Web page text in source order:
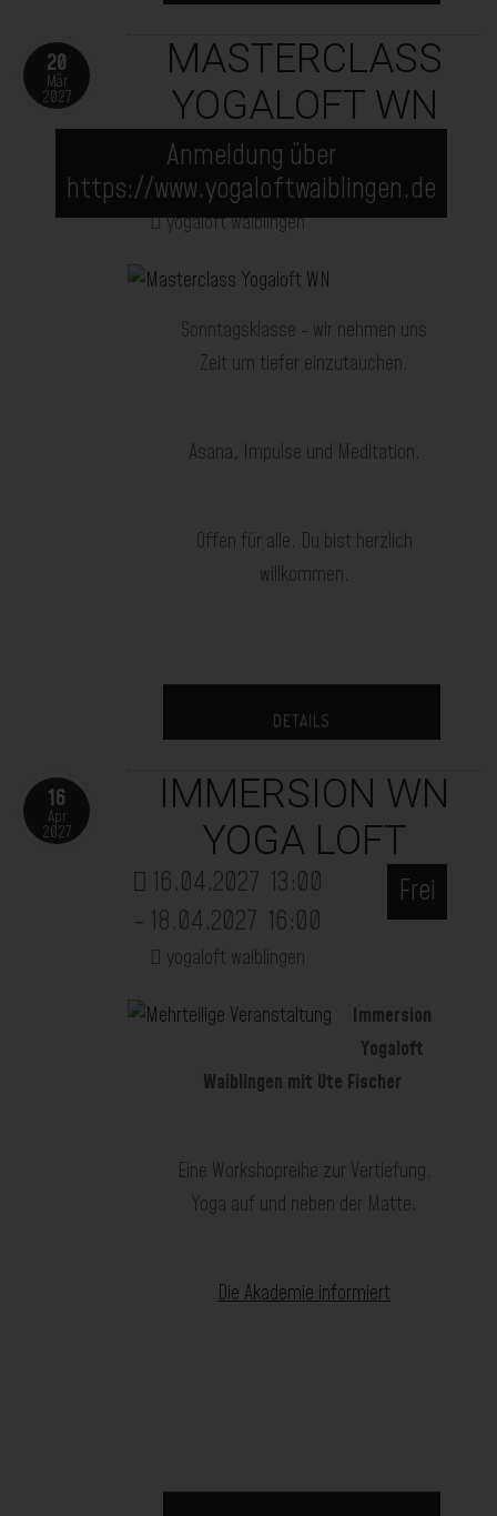
20
Mär
2027
MASTERCLASS
YOGALOFT WN
20.03.202712:00
- 14:00
yogaloft waiblingen
Anmeldung über
https://www.yogaloftwaiblingen.de
Sonntagsklasse - wir nehmen uns
Zeit um tiefer einzutauchen.
Asana, Impulse und Meditation.
Offen für alle. Du bist herzlich
willkommen.
DETAILS
16
Apr
2027
IMMERSION WN
YOGA LOFT
16.04.2027 13:00
- 18.04.2027 16:00
yogaloft waiblingen
Frei
Immersion
Yogaloft
Waiblingen mit Ute Fischer
Eine Workshopreihe zur Vertiefung.
Yoga auf und neben der Matte.
Die Akademie informiert